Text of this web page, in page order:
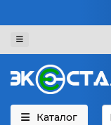
Каталог